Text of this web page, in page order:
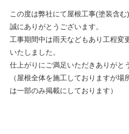
この度は弊社にて屋根工事(塗装含む
誠にありがとうございます。
工事期間中は雨天などもあり工程変
いたしました。
仕上がりにご満足いただきありがと
（屋根全体を施工しておりますが
は一部のみ掲載にしております）